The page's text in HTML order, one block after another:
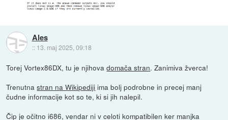
Ales
:: 13. maj 2025, 09:18
Torej Vortex86DX, tu je njihovadomača stran. Zanimiva žverca!
Trenutnastran na Wikipediji ima bolj podrobne in precej manj
čudne informacije kot so te, ki si jih nalepil.
Čip je očitno i686, vendar ni v celoti kompatibilen ker manjka